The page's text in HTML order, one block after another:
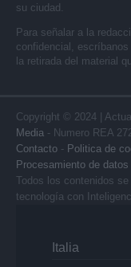
su ciudad.
Para señalar a la
confidencial, escríbanos
la retirada del material
Copyright © 2024 |
Media - Numero REA
Contacto - Politica de
Procesamiento de datos
Todos los contenidos
tecnología con
Italia